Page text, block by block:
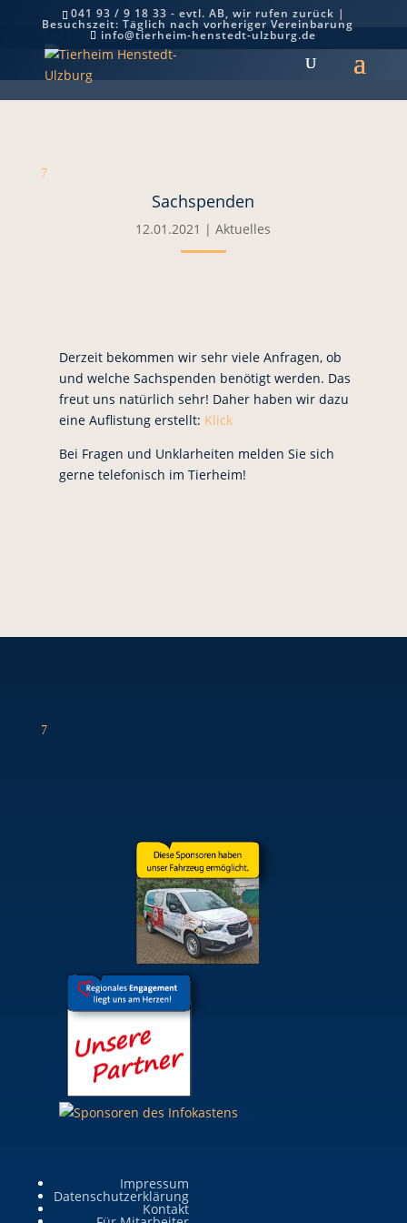
041 93 / 9 18 33 - evtl. AB, wir rufen zurück |
Besuchszeit: Täglich nach vorheriger Vereinbarung
info@tierheim-henstedt-ulzburg.de
Sachspenden
7
Sachspenden
12.01.2021 |Aktuelles
Derzeit bekommen wir sehr viele Anfragen, ob
und welche Sachspenden benötigt werden. Das
freut uns natürlich sehr! Daher haben wir dazu
eine Auflistung erstellt: Klick
Bei Fragen und Unklarheiten melden Sie sich
gerne telefonisch im Tierheim!
7
Impressum
Datenschutzerklärung
Kontakt